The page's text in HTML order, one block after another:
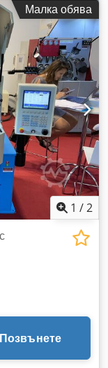
Малка обява
1 /2
Позвънете